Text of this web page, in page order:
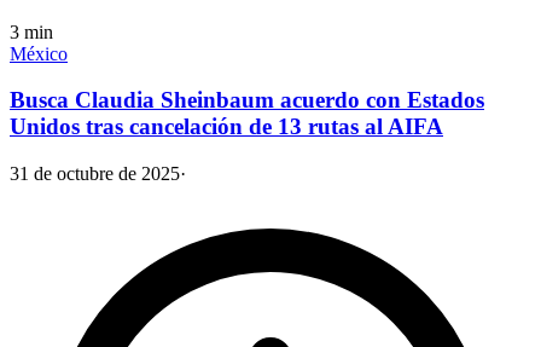
3 min
México
Busca Claudia Sheinbaum acuerdo con Estados
Unidos tras cancelación de 13 rutas al AIFA
31 de octubre de 2025·